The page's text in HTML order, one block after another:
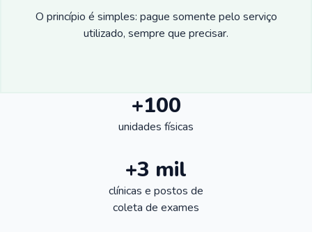
O princípio é simples: pague somente pelo serviço
utilizado, sempre que precisar.
+100
unidades físicas
+3 mil
clínicas e postos de
coleta de exames